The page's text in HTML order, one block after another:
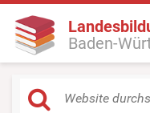
Baden-